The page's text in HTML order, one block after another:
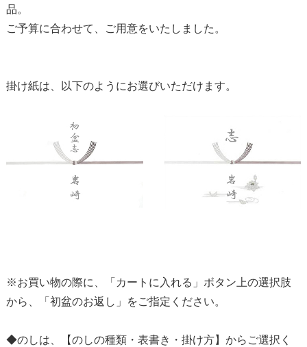
品。
ご予算に合わせて、ご用意をいたしました。
掛け紙は、以下のようにお選びいただけます。
※お買い物の際に、「カートに入れる」ボタン上の選択肢
から、「初盆のお返し」をご指定ください。
◆のしは、【のしの種類・表書き・掛け方】からご選択く